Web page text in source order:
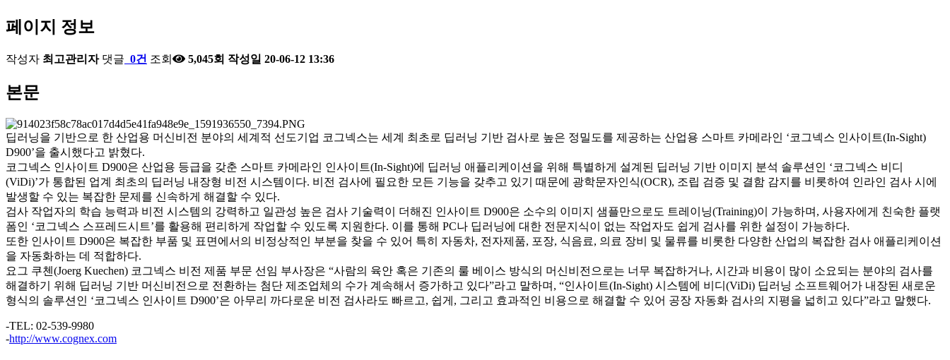
페이지 정보
작성자 최고관리자 댓글 0건 조회 5,045회 작성일 20-06-12 13:36
본문
딥러닝을 기반으로 한 산업용 머신비전 분야의 세계적 선도기업 코그넥스는 세계 최초로 딥러닝 기반 검사로 높은 정밀도를 제공하는 산업용 스마트 카메라인 ‘코그넥스 인사이트(In-Sight)
D900’을 출시했다고 밝혔다.
코그넥스 인사이트 D900은 산업용 등급을 갖춘 스마트 카메라인 인사이트(In-Sight)에 딥러닝 애플리케이션을 위해 특별하게 설계된 딥러닝 기반 이미지 분석 솔루션인 ‘코그넥스 비디
(ViDi)’가 통합된 업계 최초의 딥러닝 내장형 비전 시스템이다. 비전 검사에 필요한 모든 기능을 갖추고 있기 때문에 광학문자인식(OCR), 조립 검증 및 결함 감지를 비롯하여 인라인 검사 시에
발생할 수 있는 복잡한 문제를 신속하게 해결할 수 있다.
검사 작업자의 학습 능력과 비전 시스템의 강력하고 일관성 높은 검사 기술력이 더해진 인사이트 D900은 소수의 이미지 샘플만으로도 트레이닝(Training)이 가능하며, 사용자에게 친숙한 플랫
폼인 ‘코그넥스 스프레드시트’를 활용해 편리하게 작업할 수 있도록 지원한다. 이를 통해 PC나 딥러닝에 대한 전문지식이 없는 작업자도 쉽게 검사를 위한 설정이 가능하다.
또한 인사이트 D900은 복잡한 부품 및 표면에서의 비정상적인 부분을 찾을 수 있어 특히 자동차, 전자제품, 포장, 식음료, 의료 장비 및 물류를 비롯한 다양한 산업의 복잡한 검사 애플리케이션
을 자동화하는 데 적합하다.
요그 쿠첸(Joerg Kuechen) 코그넥스 비전 제품 부문 선임 부사장은 “사람의 육안 혹은 기존의 룰 베이스 방식의 머신비전으로는 너무 복잡하거나, 시간과 비용이 많이 소요되는 분야의 검사를
해결하기 위해 딥러닝 기반 머신비전으로 전환하는 첨단 제조업체의 수가 계속해서 증가하고 있다”라고 말하며, “인사이트(In-Sight) 시스템에 비디(ViDi) 딥러닝 소프트웨어가 내장된 새로운
형식의 솔루션인 ‘코그넥스 인사이트 D900’은 아무리 까다로운 비전 검사라도 빠르고, 쉽게, 그리고 효과적인 비용으로 해결할 수 있어 공장 자동화 검사의 지평을 넓히고 있다”라고 말했다.
-TEL: 02-539-9980
-http://www.cognex.com